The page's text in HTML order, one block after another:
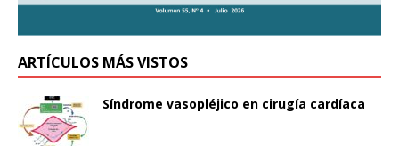
ARTÍCULOS MÁS VISTOS
Síndrome vasopléjico en cirugía cardíaca